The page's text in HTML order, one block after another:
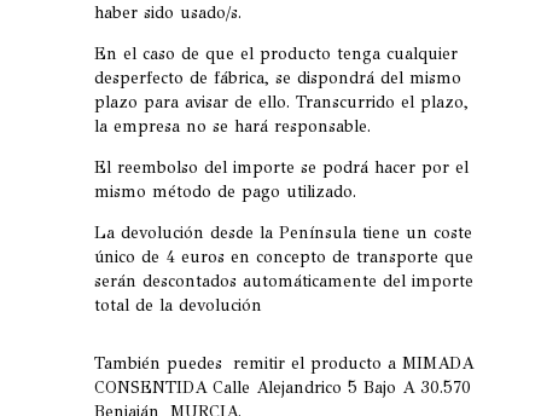
haber sido usado/s.
En el caso de que el producto tenga cualquier
desperfecto de fábrica, se dispondrá del mismo
plazo para avisar de ello. Transcurrido el plazo,
la empresa no se hará responsable.
El reembolso del importe se podrá hacer por el
mismo método de pago utilizado.
La devolución desde la Península tiene un coste
único de 4 euros en concepto de transporte que
serán descontados automáticamente del importe
total de la devolución
También puedes remitir el producto a MIMADA
CONSENTIDA Calle Alejandrico 5 Bajo A 30.570
Beniaján MURCIA.